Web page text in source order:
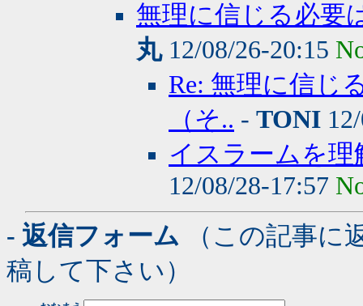
無理に信じる必要
丸12/08/26-20:15
Re: 無理に信じ
（そ.. - TONI
イスラームを理
12/08/28-17:57
- 返信フォーム （この記事に
稿して下さい）